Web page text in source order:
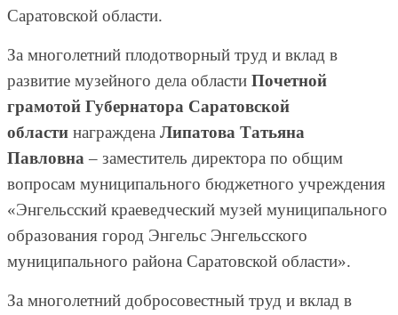
Саратовской области.
За многолетний плодотворный труд и вклад в
развитие музейного дела области Почетной
грамотой Губернатора Саратовской
области награждена Липатова Татьяна
Павловна – заместитель директора по общим
вопросам муниципального бюджетного учреждения
«Энгельсский краеведческий музей муниципального
образования город Энгельс Энгельсского
муниципального района Саратовской области».
За многолетний добросовестный труд и вклад в